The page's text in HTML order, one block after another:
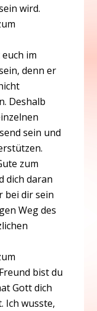
wird.
im
denn er
Deshalb
sein und
zum
dich daran
bei dir sein
Weg des
bist du
Gott dich
Ich wusste,